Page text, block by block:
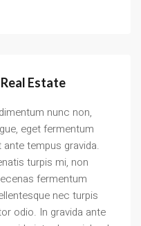
Estate
nunc non,
eget fermentum
tempus gravida.
turpis mi, non
fermentum
nec turpis
odio. In gravida ante